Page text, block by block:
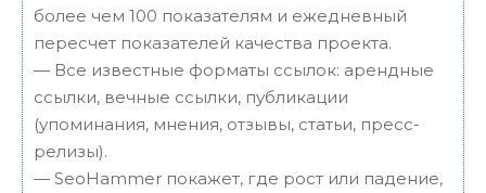
более чем 100 показателям и ежедневный
пересчет показателей качества проекта.
— Все известные форматы ссылок: арендные
ссылки, вечные ссылки, публикации
(упоминания, мнения, отзывы, статьи, пресс-
релизы).
— SeoHammer покажет, где рост или падение,